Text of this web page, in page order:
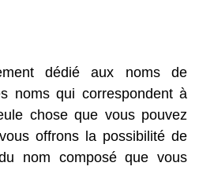
dédié aux noms de
noms qui correspondent à
chose que vous pouvez
offrons la possibilité de
nom composé que vous